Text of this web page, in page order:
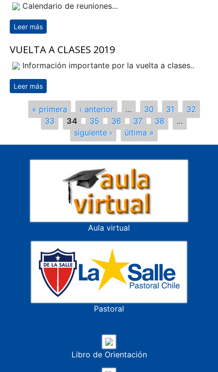
Calendario de reuniones...
Leer más
VUELTA A CLASES 2019
Información importante por la vuelta a clases..
Leer más
Páginas
« primera ‹ anterior … 30 31
32
33
34 35 36 37 38
…
siguiente ›
última »
Aula virtual
Pastoral
Libro de Orientación